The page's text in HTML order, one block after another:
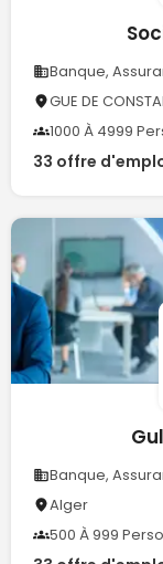
Banque,
GUE DE
1000 À 4999
33 offre
Banque,
Alger
500 À 999